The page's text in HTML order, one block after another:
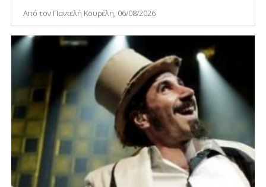
Από τον Παντελή Κουρέλη, 06/08/2026